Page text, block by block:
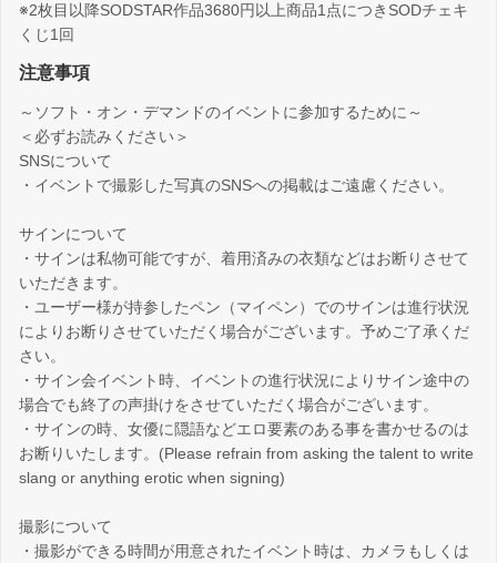
※2枚目以降SODSTAR作品3680円以上商品1点につきSODチェキ
くじ1回
注意事項
～ソフト・オン・デマンドのイベントに参加するために～
＜必ずお読みください＞
SNSについて
・イベントで撮影した写真のSNSへの掲載はご遠慮ください。
サインについて
・サインは私物可能ですが、着用済みの衣類などはお断りさせて
いただきます。
・ユーザー様が持参したペン（マイペン）でのサインは進行状況
によりお断りさせていただく場合がございます。予めご了承くだ
さい。
・サイン会イベント時、イベントの進行状況によりサイン途中の
場合でも終了の声掛けをさせていただく場合がございます。
・サインの時、女優に隠語などエロ要素のある事を書かせるのは
お断りいたします。(Please refrain from asking the talent to write
slang or anything erotic when signing)
撮影について
・撮影ができる時間が用意されたイベント時は、カメラもしくは